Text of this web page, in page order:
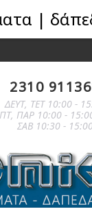
2310
ΔΕΥΤ, ΤΕΤ 10:00 -
ΠΑΡ 10:00 -
ΣΑΒ 10:30 -